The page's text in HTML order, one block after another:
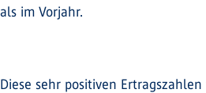
als im Vorjahr.
Diese sehr positiven